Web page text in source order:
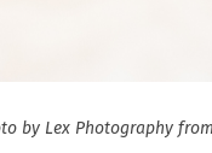
by Lex Photography